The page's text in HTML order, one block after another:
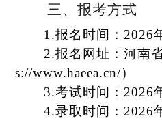
三、报考方式
1.报名时间：2026
2.报名网址：河南
s://www.haeea.cn/）
3.考试时间：2026
4.录取时间：2026